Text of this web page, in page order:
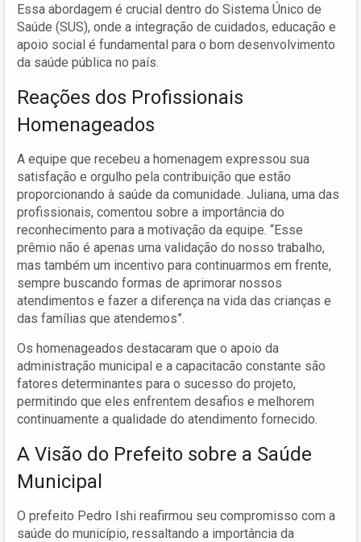
Essa abordagem é crucial dentro do Sistema Único de
Saúde (SUS), onde a integração de cuidados, educação e
apoio social é fundamental para o bom desenvolvimento
da saúde pública no país.
Reações dos Profissionais
Homenageados
A equipe que recebeu a homenagem expressou sua
satisfação e orgulho pela contribuição que estão
proporcionando à saúde da comunidade. Juliana, uma das
profissionais, comentou sobre a importância do
reconhecimento para a motivação da equipe. “Esse
prêmio não é apenas uma validação do nosso trabalho,
mas também um incentivo para continuarmos em frente,
sempre buscando formas de aprimorar nossos
atendimentos e fazer a diferença na vida das crianças e
das famílias que atendemos”.
Os homenageados destacaram que o apoio da
administração municipal e a capacitacão constante são
fatores determinantes para o sucesso do projeto,
permitindo que eles enfrentem desafios e melhorem
continuamente a qualidade do atendimento fornecido.
A Visão do Prefeito sobre a Saúde
Municipal
O prefeito Pedro Ishi reafirmou seu compromisso com a
saúde do município, ressaltando a importância da